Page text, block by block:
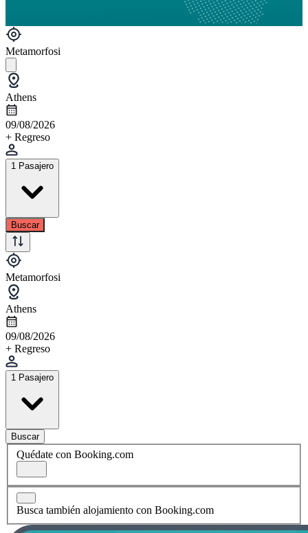
Metamorfosi
Athens
09/08/2026
+ Regreso
1 Pasajero
Buscar
Metamorfosi
Athens
09/08/2026
+ Regreso
1 Pasajero
Buscar
Quédate con Booking.com
Busca también alojamiento con Booking.com